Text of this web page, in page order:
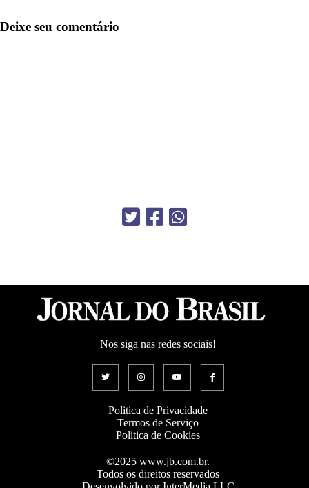
Deixe seu comentário
Nos siga nas redes sociais!
Politica de Privacidade
Termos de Serviço
Politica de Cookies
©2025 www.jb.com.br.
Todos os direitos reservados